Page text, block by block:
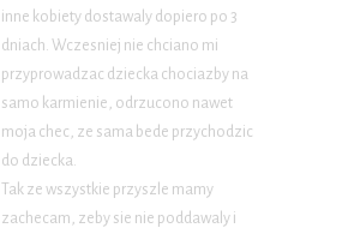
inne kobiety dostawaly dopiero po 3
dniach. Wczesniej nie chciano mi
przyprowadzac dziecka chociazby na
samo karmienie, odrzucono nawet
moja chec, ze sama bede przychodzic
do dziecka.
Tak ze wszystkie przyszle mamy
zachecam, zeby sie nie poddawaly i